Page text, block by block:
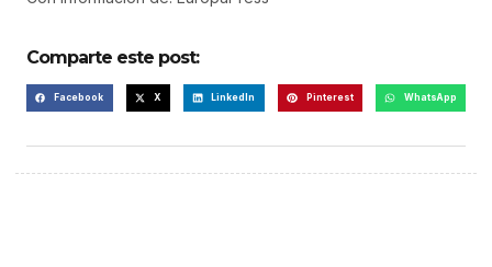
Comparte este post:
Facebook X LinkedIn Pinterest WhatsApp